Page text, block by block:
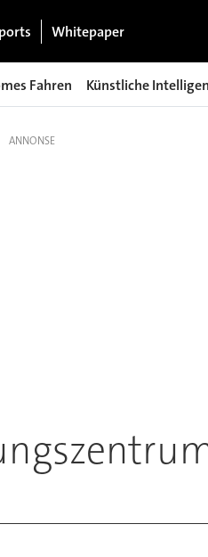
Whitepaper
Fahren Künstliche